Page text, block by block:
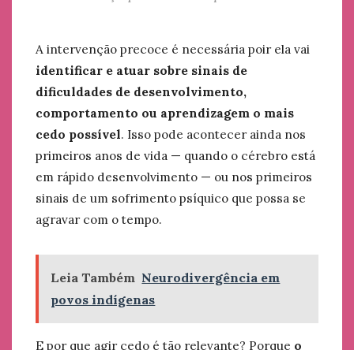
A intervenção precoce é necessária poir ela vai
identificar e atuar sobre sinais de
dificuldades de desenvolvimento,
comportamento ou aprendizagem o mais
cedo possível. Isso pode acontecer ainda nos
primeiros anos de vida — quando o cérebro está
em rápido desenvolvimento — ou nos primeiros
sinais de um sofrimento psíquico que possa se
agravar com o tempo.
Leia Também Neurodivergência em
povos indígenas
E por que agir cedo é tão relevante? Porque o